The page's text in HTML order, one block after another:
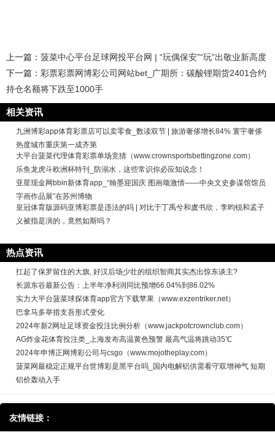
上一篇： 菠菜中心平台足球网投平台网 | “玩偶保安”“玩”出敬业新高度
下一篇： 彩票彩票网博彩公司网站bet_广期所：碳酸锂期货2401合约
持仓名额将下跌至1000手
相关资讯
九洲博彩app体育彩票店可以卖零食_数读双节 | 旅游奢侈增长84% 寰宇奢侈
热度城市重庆第一成齐第
大平台菠菜代理体育彩票单场竞猜（www.crownsportsbettingzone.com）
乐鱼龙虎斗欧洲杯特刊_防溺水，这些常识你必应知说念！
亚星现金网bbin新体育app_“翰墨迎国庆 图画颂激情——中央文史参谋馆馆员
字画作品展”在苏州博物
皇冠体育版源码亚博彩票是违法的吗 | 对比于丁禹兮和虞书欣，李昀锐和孟子
义被指是演的，竟然如斯吗？
热点资讯
扛起了保罗留住的大旗, 好汉后场少壮的组织智商其实杰出惊东谈主?
长源东谷最新公告：上半年净利润同比预增66.04%到86.02%
实力大平台菠菜球探体育app官方下载苹果（www.exzentriker.net）
巴拿马多举措支吾形式变化
2024年新2网址足球资金投注比例分析（www.jackpotcrownclub.com）
AG炸金花体育投注类_上海发布高温黄色预警 最高气温将跳动35℃
2024年申博正网博彩公司与csgo（www.mojotheplay.com）
菠菜网最稳定正规平台世博彩是黑平台吗_国内电解铝供需看守双增神气 短期
铝价轰动入手
友情链接：